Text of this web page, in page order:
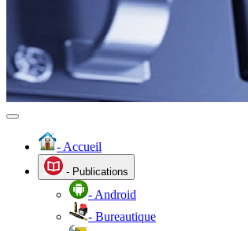
- Accueil
- Publications
- Android
- Bureautique